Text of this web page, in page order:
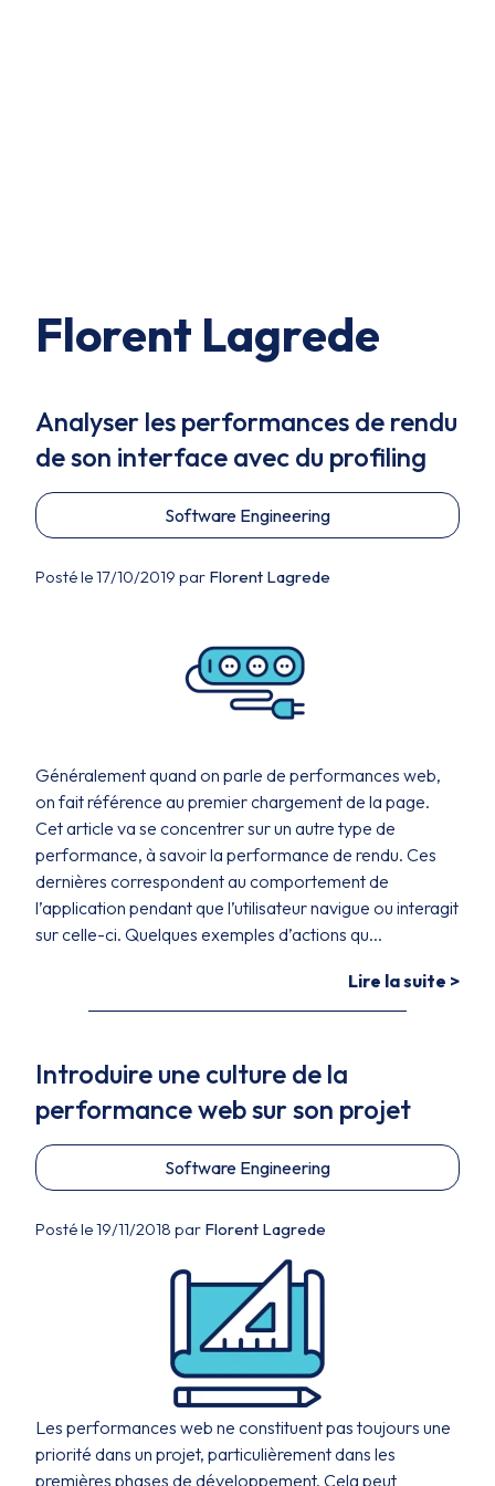
Florent Lagrede
Analyser les performances de rendu
de son interface avec du profiling
Software Engineering
Posté le 17/10/2019 par Florent Lagrede
Généralement quand on parle de performances web,
on fait référence au premier chargement de la page.
Cet article va se concentrer sur un autre type de
performance, à savoir la performance de rendu. Ces
dernières correspondent au comportement de
l’application pendant que l’utilisateur navigue ou interagit
sur celle-ci. Quelques exemples d’actions qu...
Lire la suite >
Introduire une culture de la
performance web sur son projet
Software Engineering
Posté le 19/11/2018 par Florent Lagrede
Les performances web ne constituent pas toujours une
priorité dans un projet, particulièrement dans les
premières phases de développement. Cela peut